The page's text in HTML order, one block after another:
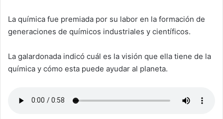
La química fue premiada por su labor en la formación de
generaciones de químicos industriales y científicos.
La galardonada indicó cuál es la visión que ella tiene de la
química y cómo esta puede ayudar al planeta.